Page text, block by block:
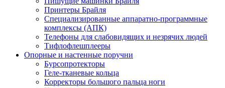
Принтеры Брайля
Специализированные аппаратно-программные
комплексы (АПК)
Телефоны для слабовидящих и незрячих людей
Тифлофлешплееры
Опорные и настенные поручни
Бурсопротекторы
Геле-тканевые кольца
Корректоры большого пальца ноги